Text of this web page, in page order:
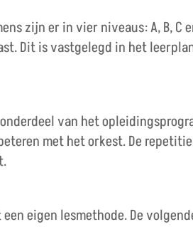
zijn er in vier niveaus: A, B, C
Dit is vastgelegd in het
van het
met het orkest. De
eigen lesmethode. De